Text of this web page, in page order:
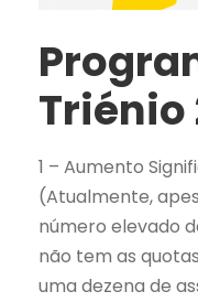
Triénio
1 – Aumento
(Atualmente,
número elevado
não tem as
uma dezena de